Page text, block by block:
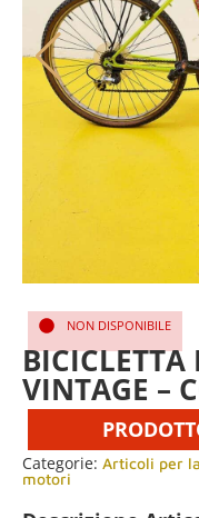
NON DISPONIBILE
VINTAGE –
Categorie: Articoli per
motori